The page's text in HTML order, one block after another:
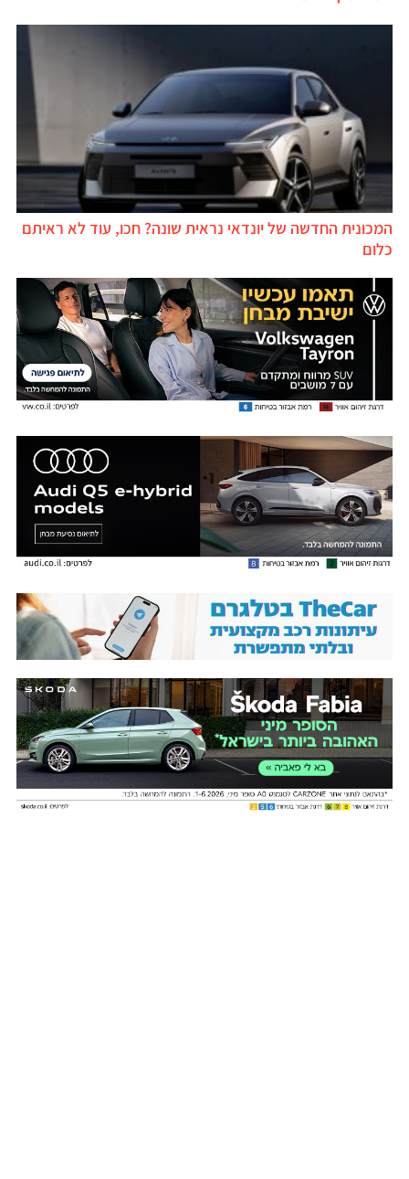
המכונית החדשה של יונדאי נראית שונה? חכו, עוד לא ראיתם
כלום